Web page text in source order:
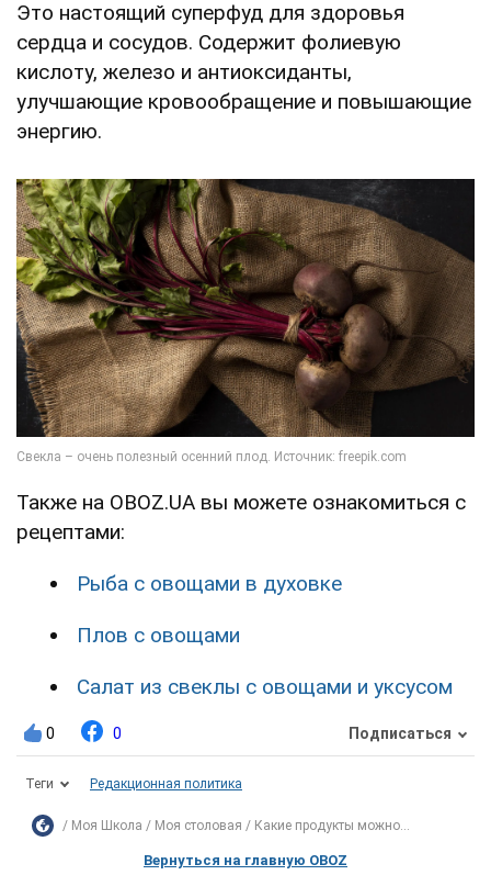
Это настоящий суперфуд для здоровья
сердца и сосудов. Содержит фолиевую
кислоту, железо и антиоксиданты,
улучшающие кровообращение и повышающие
энергию.
Также на OBOZ.UA вы можете ознакомиться с
рецептами:
Рыба с овощами в духовке
Плов с овощами
Салат из свеклы с овощами и уксусом
0 0 Подписаться
Теги Редакционная политика
Моя Школа Моя столовая Какие продукты можно...
Вернуться на главную OBOZ